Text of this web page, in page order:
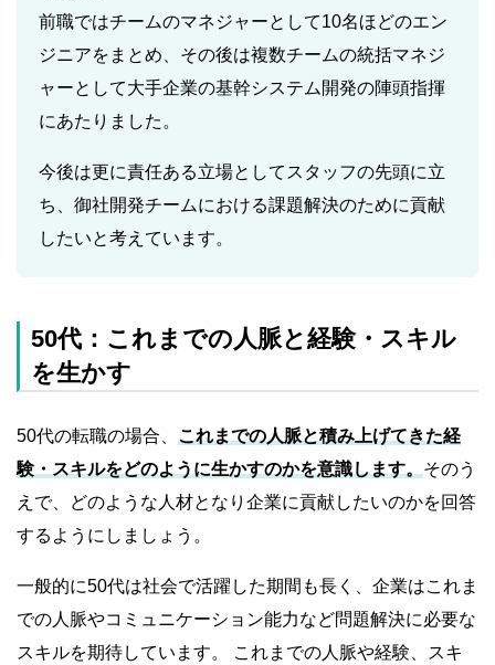
前職ではチームのマネジャーとして10名ほどのエン
ジニアをまとめ、その後は複数チームの統括マネジ
ャーとして大手企業の基幹システム開発の陣頭指揮
にあたりました。
今後は更に責任ある立場としてスタッフの先頭に立
ち、御社開発チームにおける課題解決のために貢献
したいと考えています。
50代：これまでの人脈と経験・スキル
を生かす
50代の転職の場合、 これまでの人脈と積み上げてきた経
験・スキルをどのように生かすのかを意識します。 そのう
えで、どのような人材となり企業に貢献したいのかを回答
するようにしましょう。
一般的に50代は社会で活躍した期間も長く、企業はこれま
での人脈やコミュニケーション能力など問題解決に必要な
スキルを期待しています。 これまでの人脈や経験、スキ